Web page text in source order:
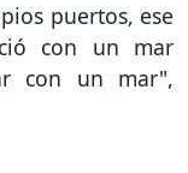
puertos, ese
con un mar
con un mar",